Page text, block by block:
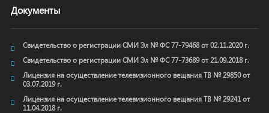
Документы
Свидетельство о регистрации СМИ Эл № ФС 77-79468 от 02.11.2020 г.
Свидетельство о регистрации СМИ Эл № ФС 77-73689 от 21.09.2018 г.
Лицензия на осуществление телевизионного вещания ТВ № 29850 от
03.07.2019 г.
Лицензия на осуществление телевизионного вещания ТВ № 29241 от
11.04.2018 г.